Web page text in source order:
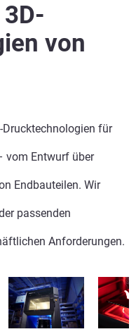
von
für
vom Entwurf über
Endbauteilen. Wir
passenden
Anforderungen.